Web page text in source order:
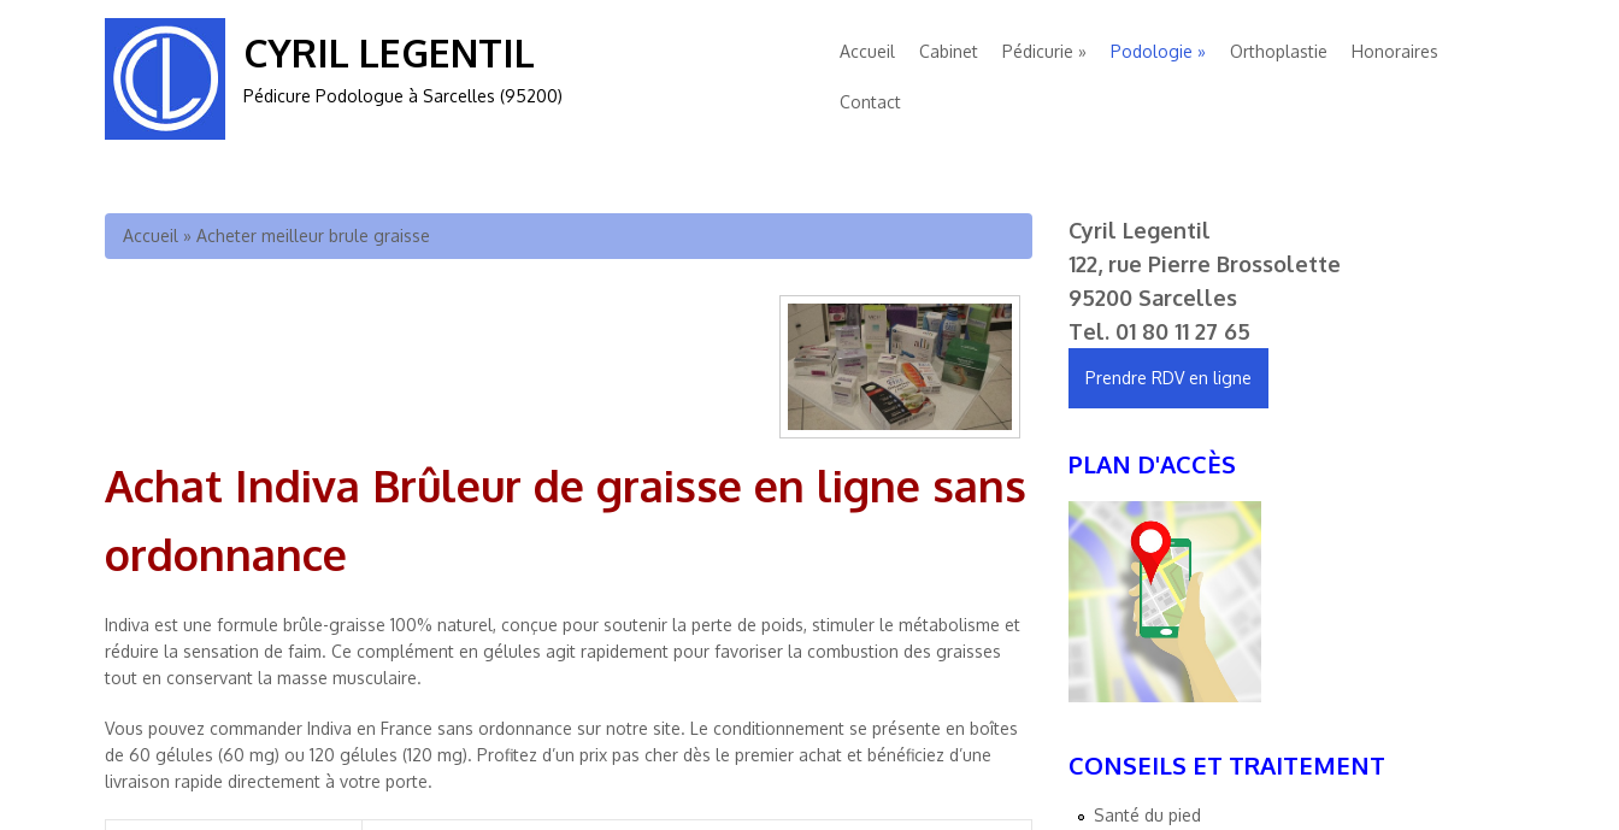
CYRIL LEGENTIL
Pédicure Podologue à Sarcelles (95200)
Accueil Cabinet Pédicurie Podologie Orthoplastie Honoraires
Contact
Vous êtes ici
Accueil » Acheter meilleur brule graisse
Achat Indiva Brûleur de graisse en ligne sans
ordonnance
Indiva est une formule brûle-graisse 100% naturel, conçue pour soutenir la perte de poids, stimuler le métabolisme et
réduire la sensation de faim. Ce complément en gélules agit rapidement pour favoriser la combustion des graisses
tout en conservant la masse musculaire.
Vous pouvez commander Indiva en France sans ordonnance sur notre site. Le conditionnement se présente en boîtes
de 60 gélules (60 mg) ou 120 gélules (120 mg). Profitez d’un prix pas cher dès le premier achat et bénéficiez d’une
livraison rapide directement à votre porte.
Cyril Legentil
122, rue Pierre Brossolette
95200 Sarcelles
Tel. 01 80 11 27 65
Prendre RDV en ligne
PLAN D'ACCÈS
CONSEILS ET TRAITEMENT
Santé du pied